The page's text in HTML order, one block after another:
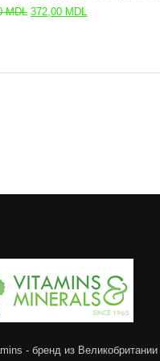
MDL Первоначальная
372,00 MDL
- бренд из